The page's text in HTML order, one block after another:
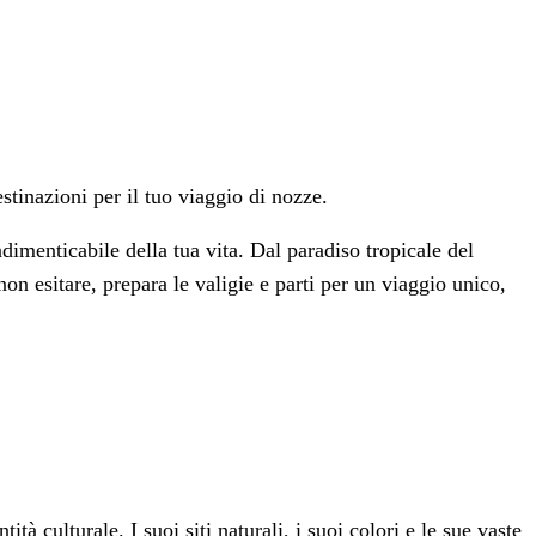
per il tuo viaggio di nozze.
della tua vita. Dal paradiso tropicale del
esitare, prepara le valigie e parti per un viaggio unico,
culturale. I suoi siti naturali, i suoi colori e le sue vaste